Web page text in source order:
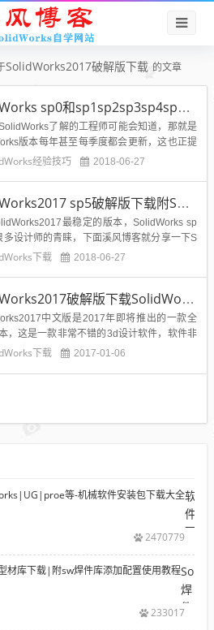
SolidWorks2017破解版下载 的文章
SolidWorks sp0和sp1sp2sp3sp4sp5有什么区别？哪个更好？
了解的工程师可能会知道，那就是
版本每年甚至每季度都会更新，这也正提
官方公司对于SolidWorks使用性能的
经验技巧 2018-06-27
SolidWorks2017 sp5破解版下载附SolidWorks2017安装教程
最稳定的版本，SolidWorks sp
多设计师的青睐，下面溪风博客就分享一下S
2017 SP5.0更新说明以及SolidWorks201
下载 2018-06-27
SolidWorks2017破解版下载SolidWorks2017中文版下载含序列号
中文版是2017年即将推出的一款全
，这是一款非常不错的3d设计软件，软件非
经陆续推出好几个版本，都受到广大用户的
下载 2017-01-06
软
件
下
目
录
2470779
焊
件
233017